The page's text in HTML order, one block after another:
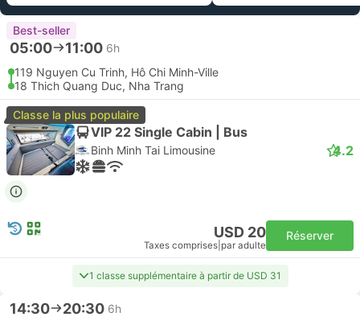
Best-seller
05:00 11:00 6h
119 Nguyen Cu Trinh, Hô Chi Minh-Ville
18 Thich Quang Duc, Nha Trang
Classe la plus populaire
VIP 22 Single Cabin | Bus
Binh Minh Tai Limousine 4.2
USD 20
Taxes comprises par adulte
Réserver
1 classe supplémentaire à partir de USD 31
14:30 20:30 6h